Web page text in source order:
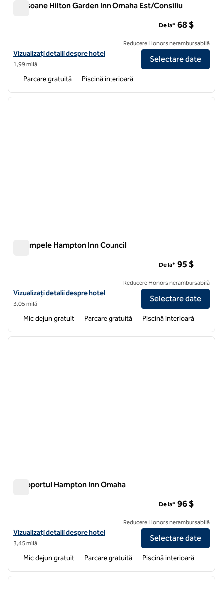
Ecusoane Hilton Garden Inn Omaha Est/Consiliu
Vizualizați detaliile hotelului Hilton Garden Inn Omaha East/Consiliu
Vizualizați detalii despre hotel
1,99 milă
De la* 68 $
Reducere Honors nerambursabilă
Selectare date
Parcare gratuită Piscină interioară
1 din 12
Estompele Hampton Inn Council
Vizualizați detaliile hotelului pentru Hampton Inn Council Bluffs
Vizualizați detalii despre hotel
3,05 milă
De la* 95 $
Reducere Honors nerambursabilă
Selectare date
Mic dejun gratuit Parcare gratuită Piscină interioară
1 din 12
Aeroportul Hampton Inn Omaha
Vizualizați detaliile hotelului pentru Aeroportul Hampton Inn Omaha
Vizualizați detalii despre hotel
3,45 milă
De la* 96 $
Reducere Honors nerambursabilă
Selectare date
Mic dejun gratuit Parcare gratuită Piscină interioară
1 din 12